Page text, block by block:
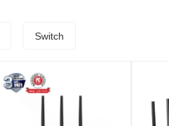
Switch